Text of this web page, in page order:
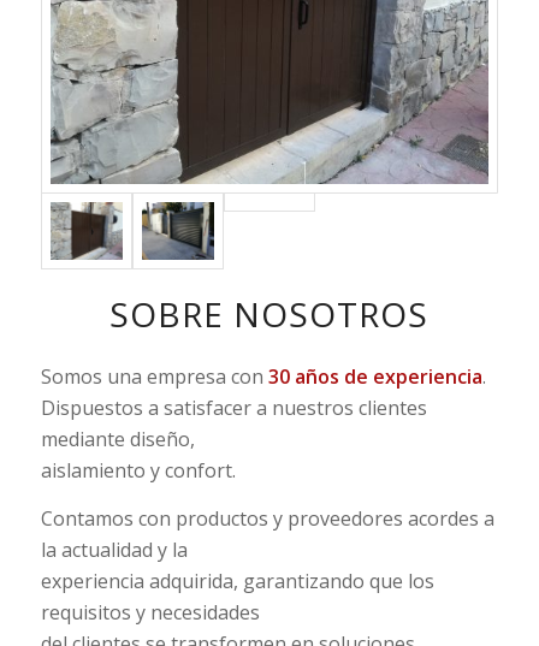
SOBRE NOSOTROS
Somos una empresa con 30 años de experiencia.
Dispuestos a satisfacer a nuestros clientes
mediante diseño,
aislamiento y confort.
Contamos con productos y proveedores acordes a
la actualidad y la
experiencia adquirida, garantizando que los
requisitos y necesidades